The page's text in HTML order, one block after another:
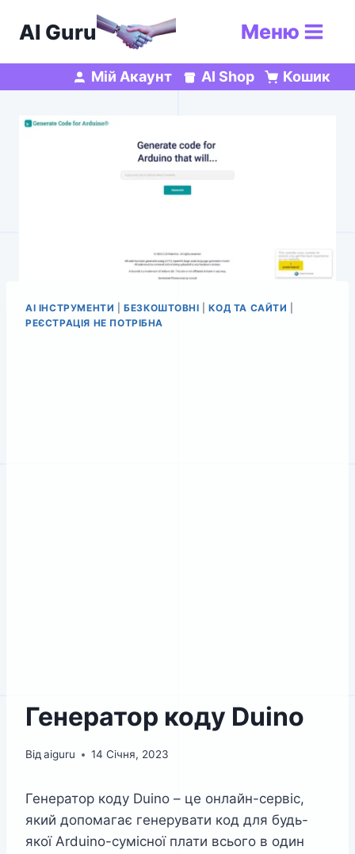
AI Guru Меню
Мій Акаунт AI Shop Кошик
AI ІНСТРУМЕНТИ |БЕЗКОШТОВНІ |КОД ТА САЙТИ
РЕЄСТРАЦІЯ НЕ ПОТРІБНА
Генератор коду Duino
Відaiguru 14 Січня, 2023
Генератор коду Duino – це онлайн-сервіс,
який допомагає генерувати код для будь-
якої Arduino-сумісної плати всього в один